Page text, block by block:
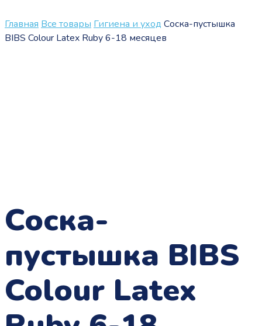
Главная Все товары Гигиена и уход Соска-пустышка
BIBS Colour Latex Ruby 6-18 месяцев
Соска-
пустышка BIBS
Colour Latex